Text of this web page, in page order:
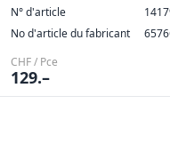
N° d'article
No d'article du fabricant
CHF / Pce
129.–